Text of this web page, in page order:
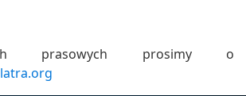
prasowych prosimy o